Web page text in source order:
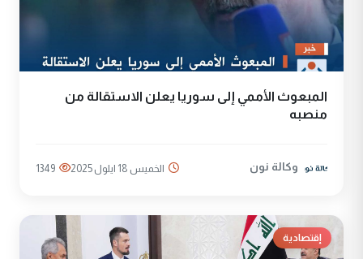
المبعوث الأممي إلى سوريا يعلن الاستقالة من
منصبه
وكالة نون الخميس 18 ايلول 2025 1349
إقتصادية